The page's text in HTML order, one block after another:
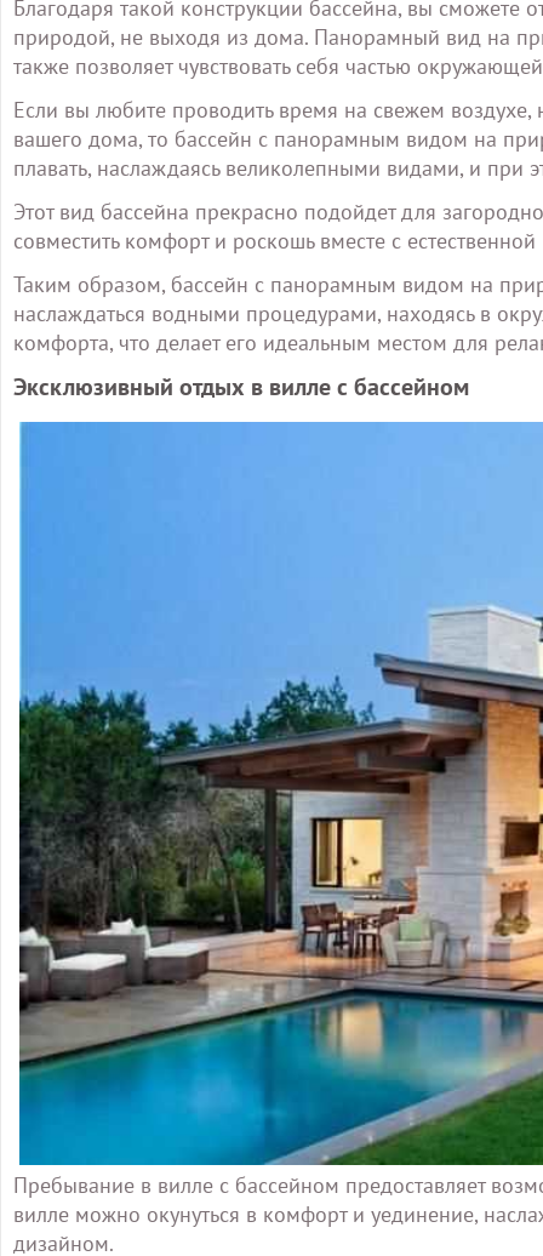
Благодаря такой конструкции бассейна, вы сможете
природой, не выходя из дома. Панорамный вид на
также позволяет чувствовать себя частью
Если вы любите проводить время на свежем
вашего дома, то бассейн с панорамным видом на
плавать, наслаждаясь великолепными видами, и при
Этот вид бассейна прекрасно подойдет для
совместить комфорт и роскошь вместе с
Таким образом, бассейн с панорамным видом на
наслаждаться водными процедурами, находясь в
комфорта, что делает его идеальным местом для
Эксклюзивный отдых в вилле с бассейном
Пребывание в вилле с бассейном предоставляет
вилле можно окунуться в комфорт и уединение,
дизайном.